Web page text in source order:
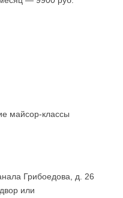
майсор-классы
Грибоедова, д. 26
или